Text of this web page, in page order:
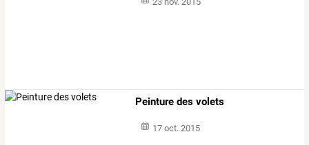
Peinture des volets
17 oct. 2015